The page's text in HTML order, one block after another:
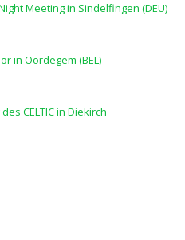
Meeting in Sindelfingen (DEU)
in Oordegem (BEL)
CELTIC in Diekirch